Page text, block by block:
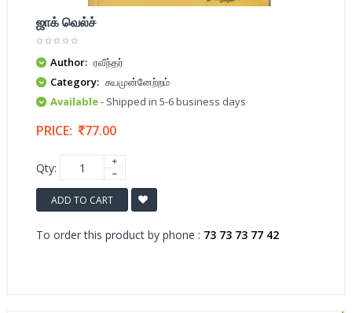
ஜாக் வெல்ச்
Author: ரவீந்தர்
Category: சுயமுன்னேற்றம்
Available- Shipped in 5-6 business days
PRICE: 77.00
Qty:
ADD TO CART
To order this product by phone : 73 73 73 77 42